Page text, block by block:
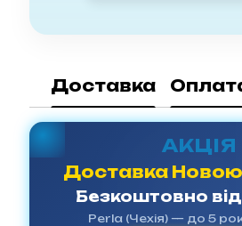
Доставка
АКЦІЯ
Доставка
Безкоштовно
Perla (Чехія) — до 5